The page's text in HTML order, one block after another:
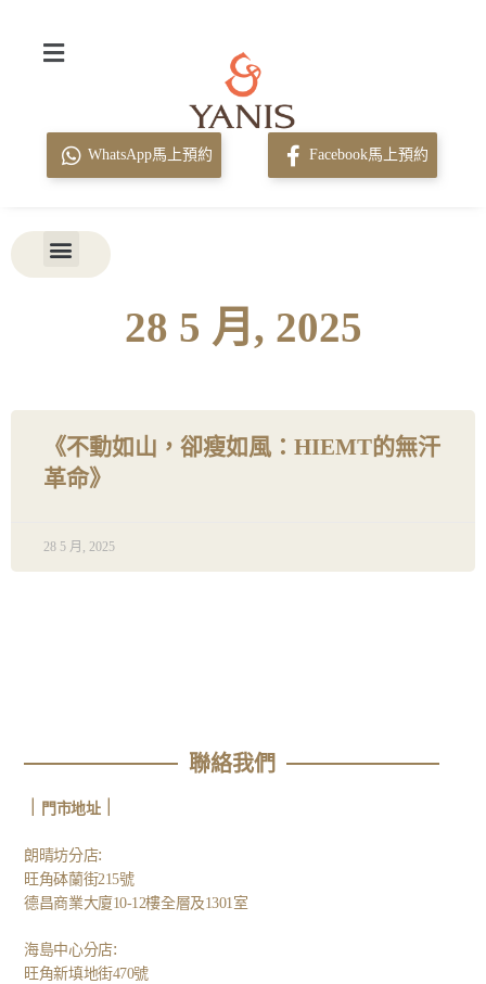
WhatsApp馬上預約 Facebook馬上預約
28 5 月, 2025
《不動如山，卻瘦如風：HIEMT的無汗
革命》
28 5 月, 2025
聯絡我們
門市地址｜
朗晴坊分店:
旺角砵蘭街215號
德昌商業大廈10-12樓全層及1301室
海島中心分店:
旺角新填地街470號